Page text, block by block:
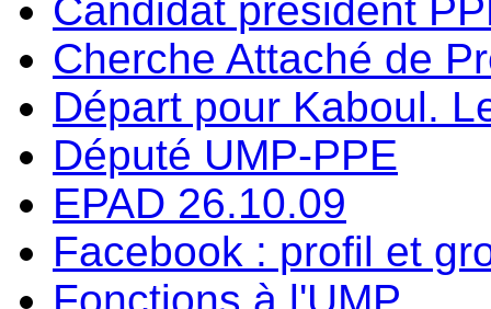
Candidat président
Cherche Attaché de
Départ pour Kaboul.
Député UMP-PPE
EPAD 26.10.09
Facebook : profil et